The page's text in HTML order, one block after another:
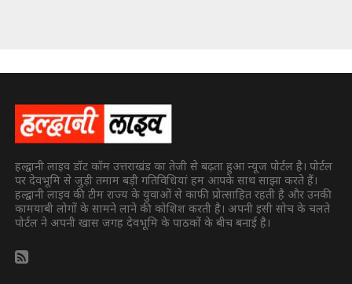
हल्द्वानी लाइव डॉट कॉम उत्तराखंड का तेजी से बढ़ता हुआ न्यूज पोर्टल है। पोर्टल
पर देवभूमि से जुड़ी तमाम बड़ी गतिविधियां हम आपके साथ साझा करते हैं।
हल्द्वानी लाइव की टीम राज्य के युवाओं से काफी प्रोत्साहित रहती है और उनकी
कामयाबी लोगों के सामने लाने की कोशिश करती है। अपनी इसी सोच के चलते
पोर्टल ने अपनी खास जगह देवभूमि के पाठकों के बीच बनाई है।